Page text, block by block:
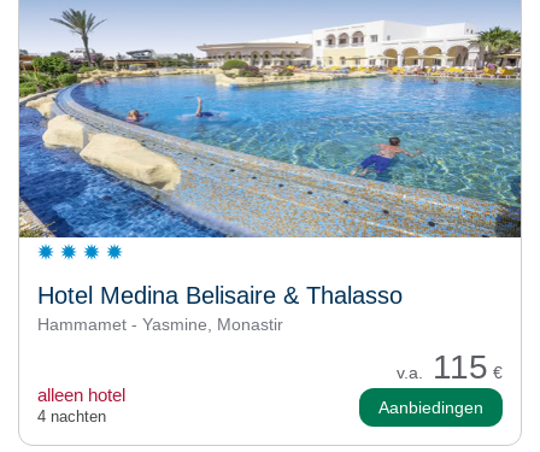
Hotel Medina Belisaire & Thalasso
Hammamet - Yasmine, Monastir
v.a. 115 €
alleen hotel
4 nachten Aanbiedingen